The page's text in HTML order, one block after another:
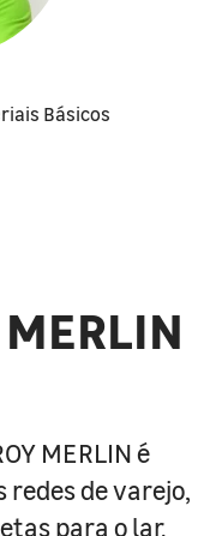
Básicos
MERLIN é
de varejo,
para o lar.